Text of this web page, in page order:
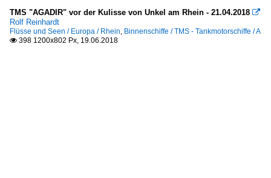
TMS "AGADIR" vor der Kulisse von Unkel am Rhein - 21.04.2018 
Rolf Reinhardt
Flüsse und Seen / Europa / Rhein, Binnenschiffe / TMS - Tankmotorschiffe / A
 398 1200x802 Px, 19.06.2018